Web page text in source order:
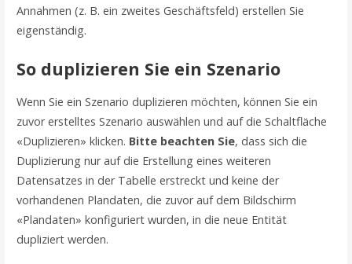
Annahmen (z. B. ein zweites Geschäftsfeld) erstellen Sie
eigenständig.
So duplizieren Sie ein Szenario
Wenn Sie ein Szenario duplizieren möchten, können Sie ein
zuvor erstelltes Szenario auswählen und auf die Schaltfläche
«Duplizieren» klicken. Bitte beachten Sie, dass sich die
Duplizierung nur auf die Erstellung eines weiteren
Datensatzes in der Tabelle erstreckt und keine der
vorhandenen Plandaten, die zuvor auf dem Bildschirm
«Plandaten» konfiguriert wurden, in die neue Entität
dupliziert werden.